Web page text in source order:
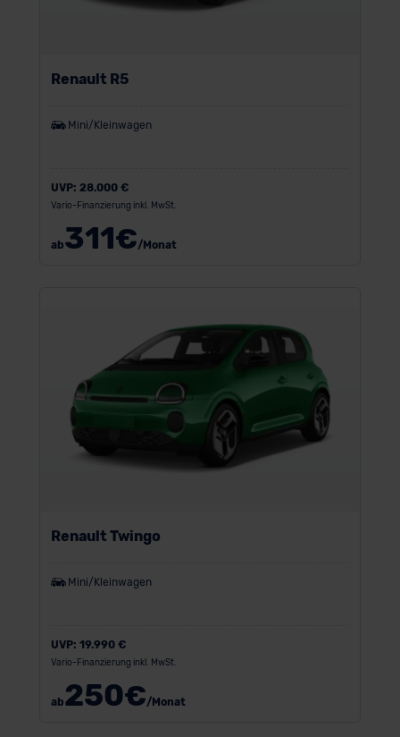
Renault R5
Mini/Kleinwagen
UVP: 28.000 €
Vario-Finanzierung inkl. MwSt.
ab311€/Monat
Renault Twingo
Mini/Kleinwagen
UVP: 19.990 €
Vario-Finanzierung inkl. MwSt.
ab250€/Monat